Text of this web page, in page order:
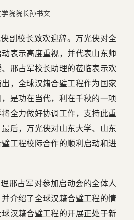
学院院长孙书文
副校长致欢迎辞。万光侠对全
表示高度重视，并代表山东师
邢占军校长助理的莅临表示欢
，全球汉籍合璧工程作为国家
是功在当代，利在千秋的一项
全力做好协调工作，支持此重
后，万光侠对山东大学、山东
工程校际合作的顺利启动和进
邢占军对参加启动会的全体人
介绍了全球汉籍合璧工程的情
汉籍合璧工程的开展正处于新